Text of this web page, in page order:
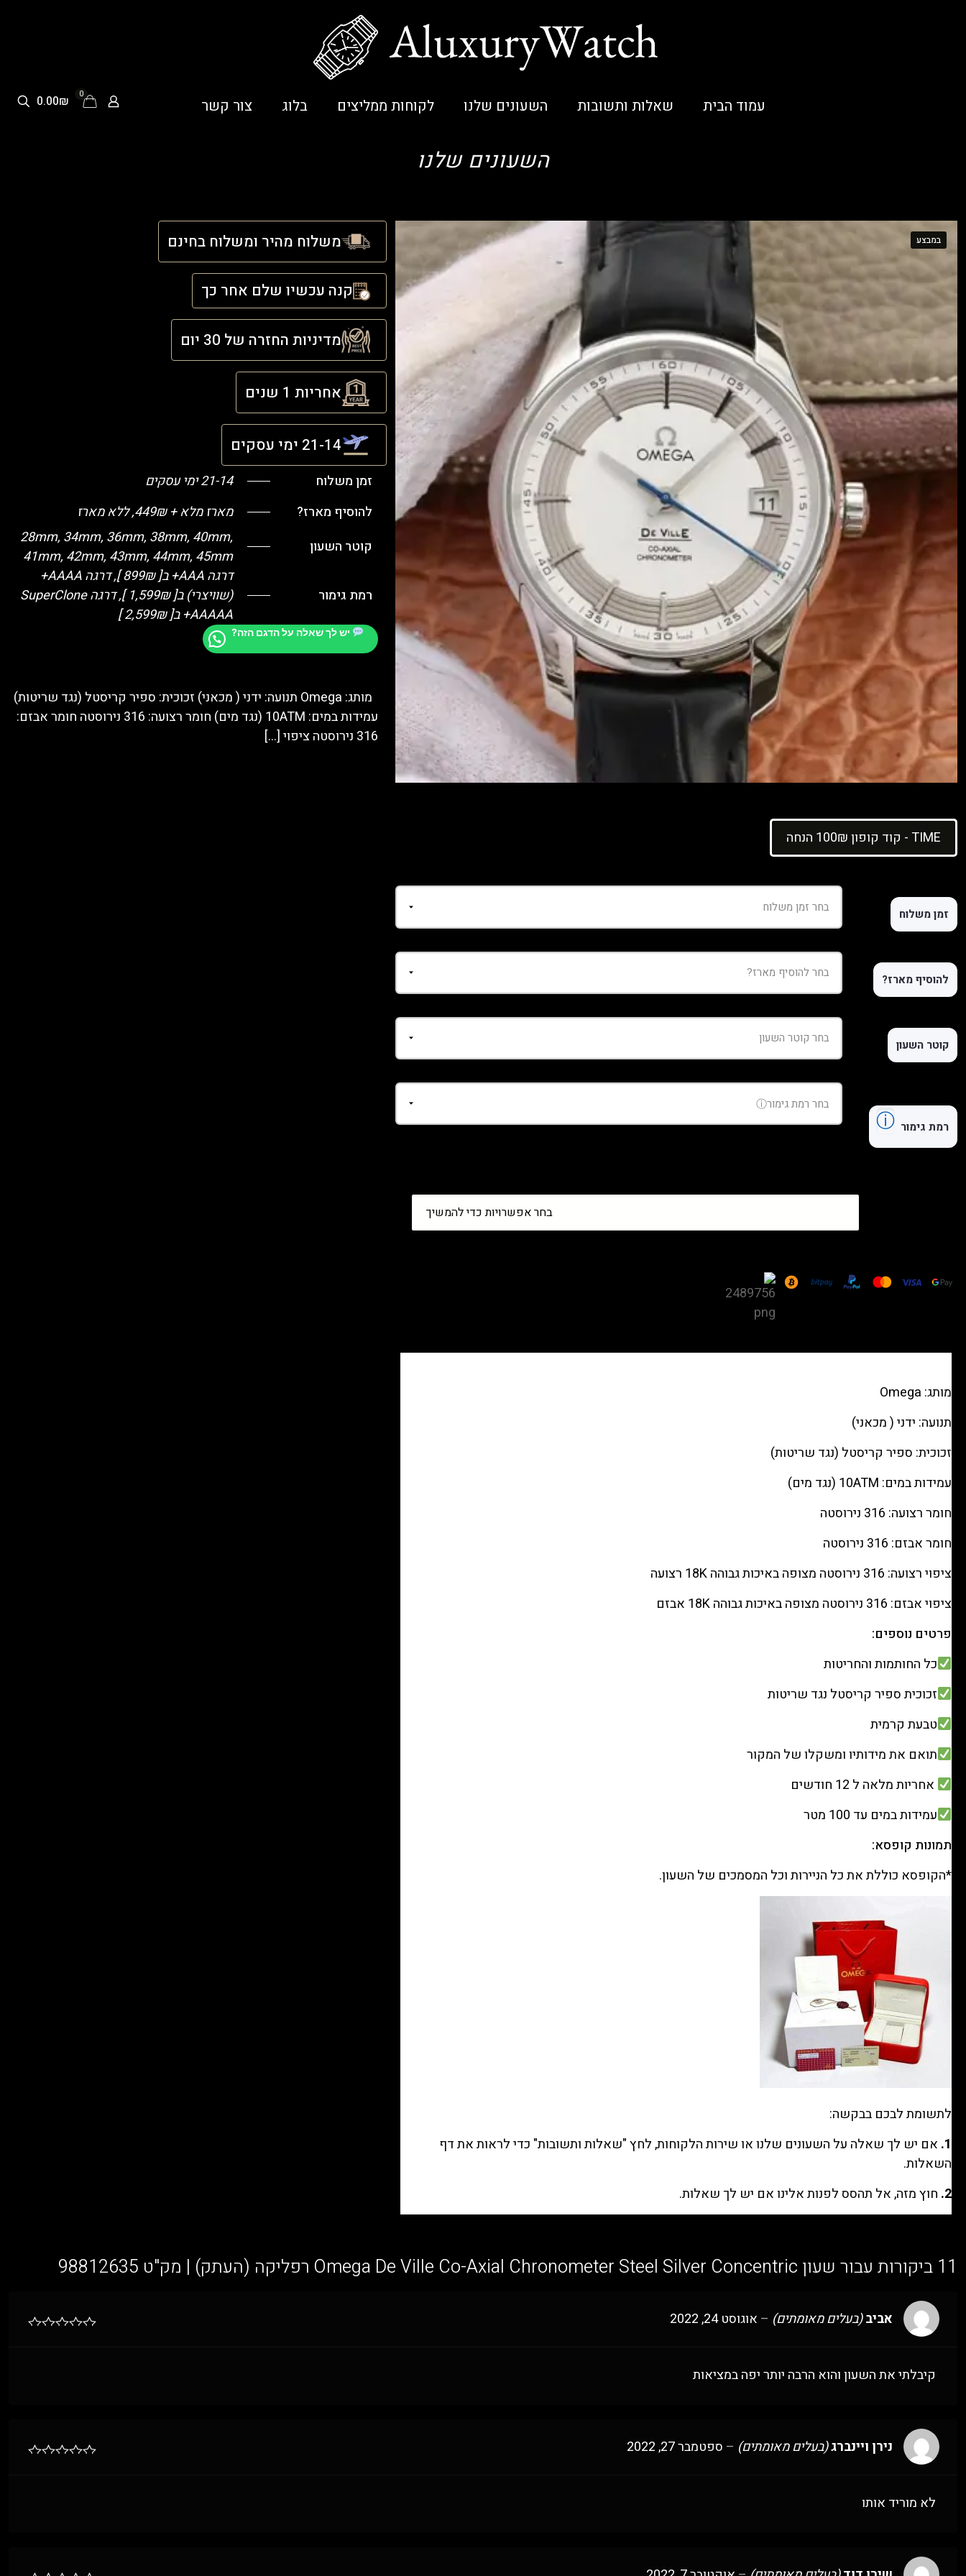
עמוד הבית שאלות ותשובות השעונים שלנו לקוחות ממליצים בלוג צור קשר
0
0.00₪
השעונים שלנו
במבצע
קוד קופון 100₪ הנחה - TIME
זמן משלוח
להוסיף מארז?
קוטר השעון
רמת גימור ⓘ
De
Silver
Concentric
(העתק)
98812635
בחר אפשרויות כדי להמשיך
מותג: Omega
תנועה: ידני ( מכאני)
זכוכית: ספיר קריסטל (נגד שריטות)
עמידות במים: 10ATM (נגד מים)
חומר רצועה: 316 נירוסטה
חומר אבזם: 316 נירוסטה
ציפוי רצועה: 316 נירוסטה מצופה באיכות גבוהה 18K רצועה
ציפוי אבזם: 316 נירוסטה מצופה באיכות גבוהה 18K אבזם
פרטים נוספים:
כל החותמות והחריטות
זכוכית ספיר קריסטל נגד שריטות
טבעת קרמית
תואם את מידותיו ומשקלו של המקור
אחריות מלאה ל 12 חודשים
עמידות במים עד 100 מטר
תמונות קופסא:
*הקופסא כוללת את כל הניירות וכל המסמכים של השעון.
לתשומת לבכם בבקשה:
1. אם יש לך שאלה על השעונים שלנו או שירות הלקוחות, לחץ "שאלות ותשובות" כדי לראות את דף
השאלות.
2. חוץ מזה, אל תהסס לפנות אלינו אם יש לך שאלות.
משלוח מהיר ומשלוח בחינם
קנה עכשיו שלם אחר כך
מדיניות החזרה של 30 יום
אחריות 1 שנים
21-14 ימי עסקים
זמן משלוח
21-14 ימי עסקים
להוסיף מארז?
מארז מלא + 449₪, ללא מארז
קוטר השעון
28mm, 34mm, 36mm, 38mm, 40mm,
41mm, 42mm, 43mm, 44mm, 45mm
רמת גימור
דרגה AAA+ ב[ 899₪ ], דרגה AAAA+
(שוויצרי) ב[ 1,599₪ ], דרגה SuperClone
+AAAAA ב[ 2,599₪ ]
יש לך שאלה על הדגם הזה?
מותג: Omega תנועה: ידני ( מכאני) זכוכית: ספיר קריסטל (נגד שריטות)
עמידות במים: 10ATM (נגד מים) חומר רצועה: 316 נירוסטה חומר אבזם:
316 נירוסטה ציפוי
[…]
11 ביקורות עבור שעון Omega De Ville Co-Axial Chronometer Steel Silver Concentric רפליקה (העתק) | מק"ט 98812635
אביב(בעלים מאומתים) – אוגוסט 24, 2022
קיבלתי את השעון והוא הרבה יותר יפה במציאות
נירן ויינברג(בעלים מאומתים) – ספטמבר 27, 2022
לא מוריד אותו